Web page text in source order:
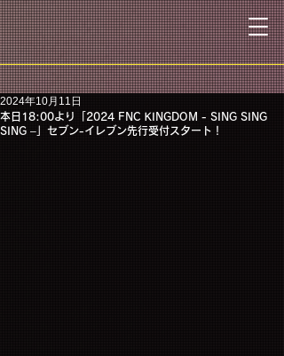
本日18:00より「2024 FNC KINGDOM - SING SING
SING –」セブン-イレブン先行受付スタート！
2024年10月11日